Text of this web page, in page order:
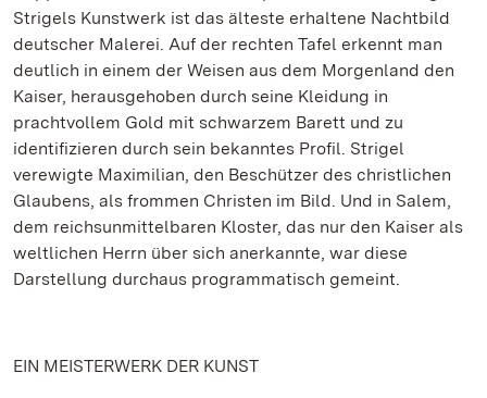
Strigels Kunstwerk ist das älteste erhaltene Nachtbild
deutscher Malerei. Auf der rechten Tafel erkennt man
deutlich in einem der Weisen aus dem Morgenland den
Kaiser, herausgehoben durch seine Kleidung in
prachtvollem Gold mit schwarzem Barett und zu
identifizieren durch sein bekanntes Profil. Strigel
verewigte Maximilian, den Beschützer des christlichen
Glaubens, als frommen Christen im Bild. Und in Salem,
dem reichsunmittelbaren Kloster, das nur den Kaiser als
weltlichen Herrn über sich anerkannte, war diese
Darstellung durchaus programmatisch gemeint.
EIN MEISTERWERK DER KUNST